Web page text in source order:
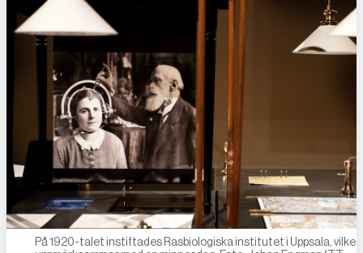
På 1920-talet instiftades Rasbiologiska institutet i Uppsala, vilket